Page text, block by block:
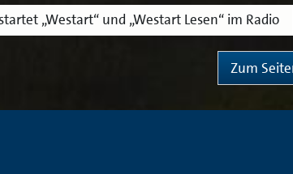
„Westart“ und „Westart Lesen“ im Radio
Zum